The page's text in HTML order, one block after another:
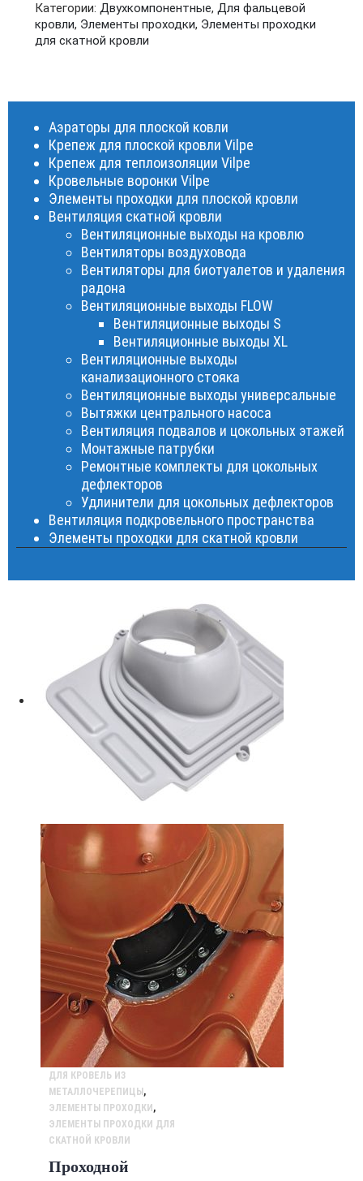
Категории: Двухкомпонентные, Для фальцевой
кровли, Элементы проходки, Элементы проходки
для скатной кровли
Аэраторы для плоской ковли
Крепеж для плоской кровли Vilpe
Крепеж для теплоизоляции Vilpe
Кровельные воронки Vilpe
Элементы проходки для плоской кровли
Вентиляция скатной кровли
Вентиляционные выходы на кровлю
Вентиляторы воздуховода
Вентиляторы для биотуалетов и удаления
радона
Вентиляционные выходы FLOW
Вентиляционные выходы S
Вентиляционные выходы XL
Вентиляционные выходы
канализационного стояка
Вентиляционные выходы универсальные
Вытяжки центрального насоса
Вентиляция подвалов и цокольных этажей
Монтажные патрубки
Ремонтные комплекты для цокольных
дефлекторов
Удлинители для цокольных дефлекторов
Вентиляция подкровельного пространства
Элементы проходки для скатной кровли
ДЛЯ КРОВЕЛЬ ИЗ
МЕТАЛЛОЧЕРЕПИЦЫ ,
ЭЛЕМЕНТЫ ПРОХОДКИ ,
ЭЛЕМЕНТЫ ПРОХОДКИ ДЛЯ
СКАТНОЙ КРОВЛИ
Проходной